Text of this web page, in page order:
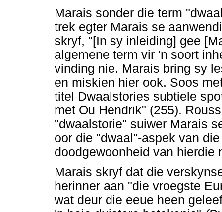
Marais sonder die term
trek egter Marais se
skryf, "[In sy inleiding] gee
algemene term vir 'n soort
vinding nie. Marais bring sy
en miskien hier ook. Soos
titel Dwaalstories subtiele
met Ou Hendrik" (255).
"dwaalstorie" suiwer Marais
oor die "dwaal"-aspek van
doodgewoonheid van hierdie
Marais skryf dat die
herinner aan "die vroegste
wat deur die eeue heen